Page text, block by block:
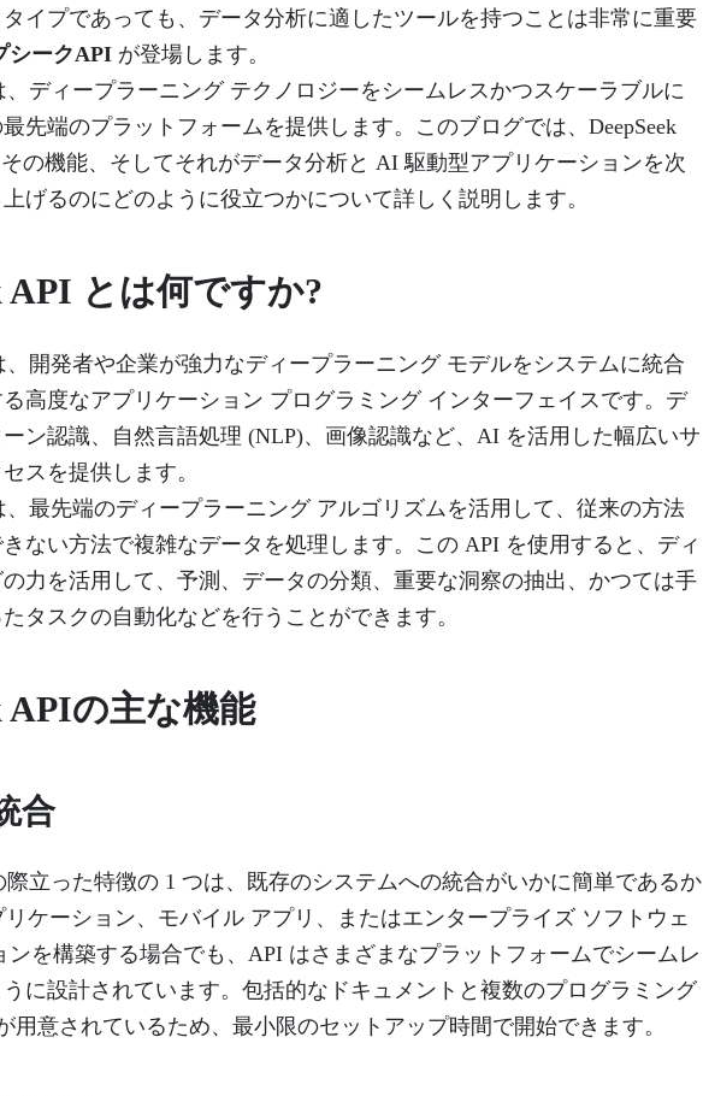
イプであっても、データ分析に適したツールを持つことは非常に重要
シークAPI が登場します。
、ディープラーニング テクノロジーをシームレスかつスケーラブルに
先端のプラットフォームを提供します。このブログでは、DeepSeek
の機能、そしてそれがデータ分析と AI 駆動型アプリケーションを次
げるのにどのように役立つかについて詳しく説明します。
API とは何ですか?
、開発者や企業が強力なディープラーニング モデルをシステムに統合
高度なアプリケーション プログラミング インターフェイスです。デ
ン認識、自然言語処理 (NLP)、画像認識など、AI を活用した幅広いサ
スを提供します。
、最先端のディープラーニング アルゴリズムを活用して、従来の方法
ない方法で複雑なデータを処理します。この API を使用すると、ディ
力を活用して、予測、データの分類、重要な洞察の抽出、かつては手
タスクの自動化などを行うことができます。
APIの主な機能
合
際立った特徴の 1 つは、既存のシステムへの統合がいかに簡単であるか
リケーション、モバイル アプリ、またはエンタープライズ ソフトウェ
ンを構築する場合でも、API はさまざまなプラットフォームでシームレ
に設計されています。包括的なドキュメントと複数のプログラミング
用意されているため、最小限のセットアップ時間で開始できます。